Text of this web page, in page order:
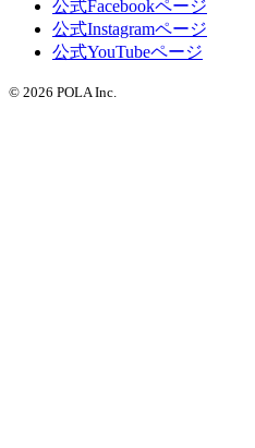
公式Facebookページ
公式Instagramページ
公式YouTubeページ
© 2026 POLA Inc.